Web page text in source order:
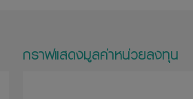
กราฟแสดงมูลค่าหน่วยลงทุน